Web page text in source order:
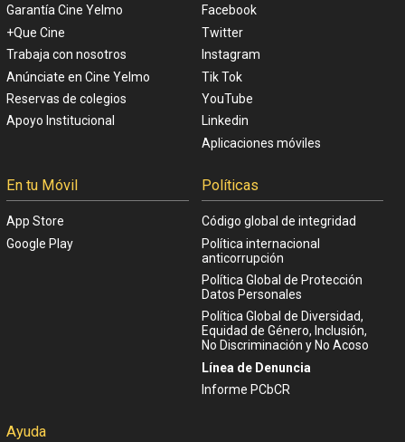
Garantía Cine Yelmo
+Que Cine
Trabaja con nosotros
Anúnciate en Cine Yelmo
Reservas de colegios
Apoyo Institucional
Facebook
Twitter
Instagram
Tik Tok
YouTube
Linkedin
Aplicaciones móviles
En tu Móvil
App Store
Google Play
Políticas
Código global de integridad
Política internacional
anticorrupción
Política Global de Protección
Datos Personales
Política Global de Diversidad,
Equidad de Género, Inclusión,
No Discriminación y No Acoso
Línea de Denuncia
Informe PCbCR
Ayuda